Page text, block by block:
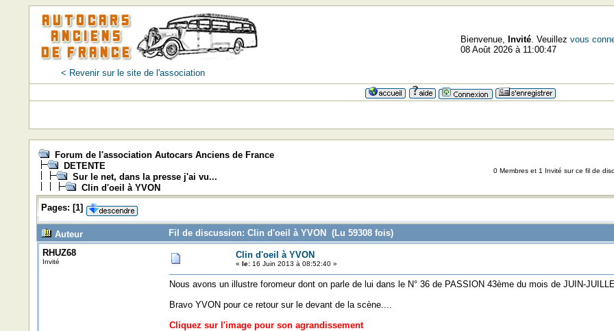
< Revenir sur le site de l'association
Bienvenue, Invité. Veuillez vous
08 Août 2026 à 11:00:47
Forum de l'association Autocars Anciens de France
DETENTE
Sur le net, dans la presse j'ai vu...
Clin d'oeil à YVON
0 Membres et 1 Invité sur ce fil de
Pages: [1]
Auteur
Fil de discussion: Clin d'oeil à YVON (Lu 59308 fois)
RHUZ68
Invité
Clin d'oeil à YVON
« le:16 Juin 2013 à 08:52:40 »
Nous avons un illustre foromeur dont on parle de lui dans le N° 36 de PASSION 43ème du mois de JUIN-
Bravo YVON pour ce retour sur le devant de la scène....
Cliquez sur l'image pour son agrandissement